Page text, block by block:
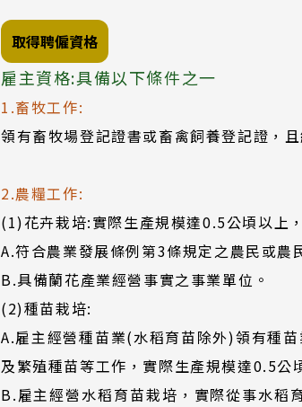
取得聘僱資格
雇主資格:具備以下條件之一
1.畜牧工作:
領有畜牧場登記證書或畜禽飼養登記證，
2.農糧工作:
(1)花卉栽培:實際生產規模達0.5公頃以上
A.符合農業發展條例第3條規定之農民或農
B.具備蘭花產業經營事實之事業單位。
(2)種苗栽培:
A.雇主經營種苗業(水稻育苗除外)領有種
及繁殖種苗等工作，實際生產規模達0.5公
B.雇主經營水稻育苗栽培，實際從事水稻